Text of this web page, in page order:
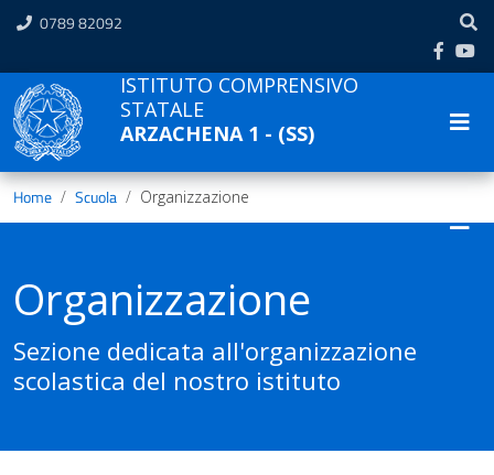
0789 82092
ISTITUTO COMPRENSIVO
STATALE
ARZACHENA 1 - (SS)
Home Scuola Organizzazione
Organizzazione
Sezione dedicata all'organizzazione
scolastica del nostro istituto